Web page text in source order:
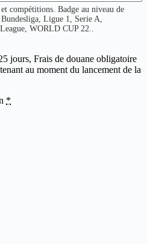
compétitions. Badge au niveau de
Ligue 1, Serie A,
WORLD CUP 22..
jours, Frais de douane obligatoire
au moment du lancement de la
*